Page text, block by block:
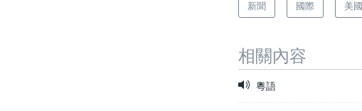
新聞 國際 美國
相關內容
粵語